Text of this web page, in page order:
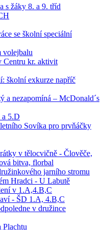
s žáky 8. a 9. tříd
se školní speciální
volejbalu
Centru kr. aktivit
školní exkurze napříč
a nezapomíná – McDonald´s
5.D
Sovíka pro prvňáčky
v tělocvičně - Člověče,
bitva, florbal
jarního stromu
Hradci - U Labutě
v 1.A,4.B,C
- ŠD 1.A, 4.B,C
v družince
Plachtu